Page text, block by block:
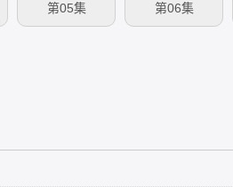
第05集 第06集